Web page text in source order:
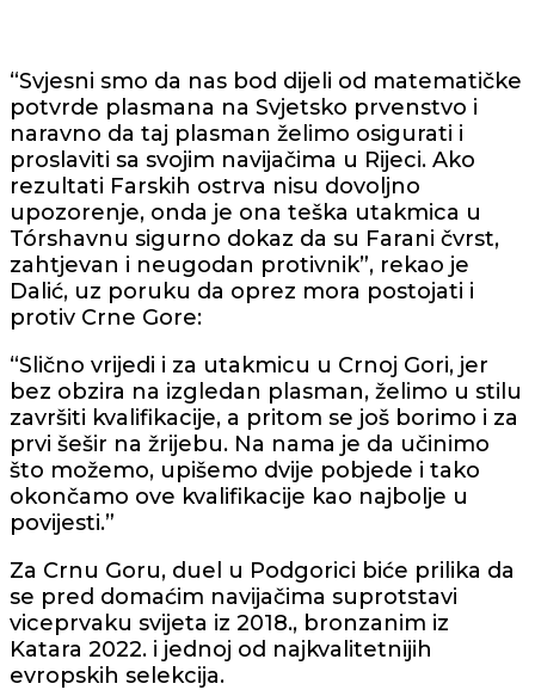
“Svjesni smo da nas bod dijeli od matematičke
potvrde plasmana na Svjetsko prvenstvo i
naravno da taj plasman želimo osigurati i
proslaviti sa svojim navijačima u Rijeci. Ako
rezultati Farskih ostrva nisu dovoljno
upozorenje, onda je ona teška utakmica u
Tórshavnu sigurno dokaz da su Farani čvrst,
zahtjevan i neugodan protivnik”, rekao je
Dalić, uz poruku da oprez mora postojati i
protiv Crne Gore:
“Slično vrijedi i za utakmicu u Crnoj Gori, jer
bez obzira na izgledan plasman, želimo u stilu
završiti kvalifikacije, a pritom se još borimo i za
prvi šešir na žrijebu. Na nama je da učinimo
što možemo, upišemo dvije pobjede i tako
okončamo ove kvalifikacije kao najbolje u
povijesti.”
Za Crnu Goru, duel u Podgorici biće prilika da
se pred domaćim navijačima suprotstavi
viceprvaku svijeta iz 2018., bronzanim iz
Katara 2022. i jednoj od najkvalitetnijih
evropskih selekcija.